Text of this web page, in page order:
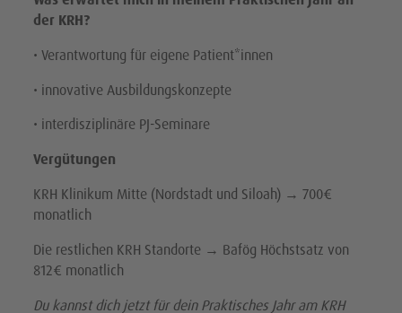
der KRH?
• Verantwortung für eigene Patient*innen
• innovative Ausbildungskonzepte
• interdisziplinäre PJ-Seminare
Vergütungen
KRH Klinikum Mitte (Nordstadt und Siloah) → 700€
monatlich
Die restlichen KRH Standorte → Bafög Höchstsatz von
812€ monatlich
Du kannst dich jetzt für dein Praktisches Jahr am KRH